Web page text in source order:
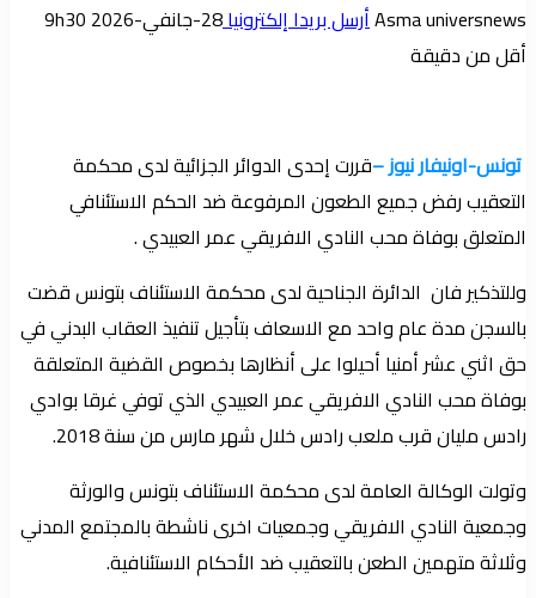
Asma universnewsأرسل بريدا إلكترونيا28-جانفي-2026 9h30
أقل من دقيقة
تونس-اونيفار نيوز –قررت إحدى الدوائر الجزائية لدى محكمة
التعقيب رفض جميع الطعون المرفوعة ضد الحكم الاستئنافي
المتعلق بوفاة محب النادي الافريقي عمر العبيدي .
وللتذكير فان الدائرة الجناحية لدى محكمة الاستئناف بتونس قضت
بالسجن مدة عام واحد مع الاسعاف بتأجيل تنفيذ العقاب البدني في
حق اثني عشر أمنيا أحيلوا على أنظارها بخصوص القضية المتعلقة
بوفاة محب النادي الافريقي عمر العبيدي الذي توفي غرقا بوادي
رادس مليان قرب ملعب رادس خلال شهر مارس من سنة 2018.
وتولت الوكالة العامة لدى محكمة الاستئناف بتونس والورثة
وجمعية النادي الافريقي وجمعيات اخرى ناشطة بالمجتمع المدني
وثلاثة متهمين الطعن بالتعقيب ضد الأحكام الاستئنافية.